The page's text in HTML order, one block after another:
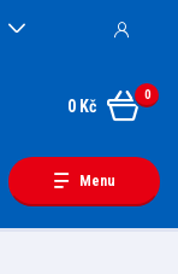
Menu
0
0 Kč